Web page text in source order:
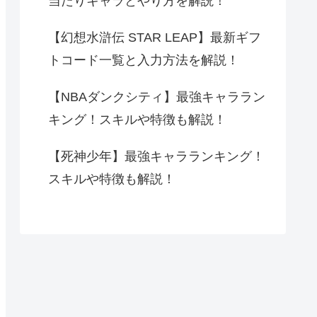
【幻想水滸伝 STAR LEAP】最新ギフ
トコード一覧と入力方法を解説！
【NBAダンクシティ】最強キャララン
キング！スキルや特徴も解説！
【死神少年】最強キャラランキング！
スキルや特徴も解説！